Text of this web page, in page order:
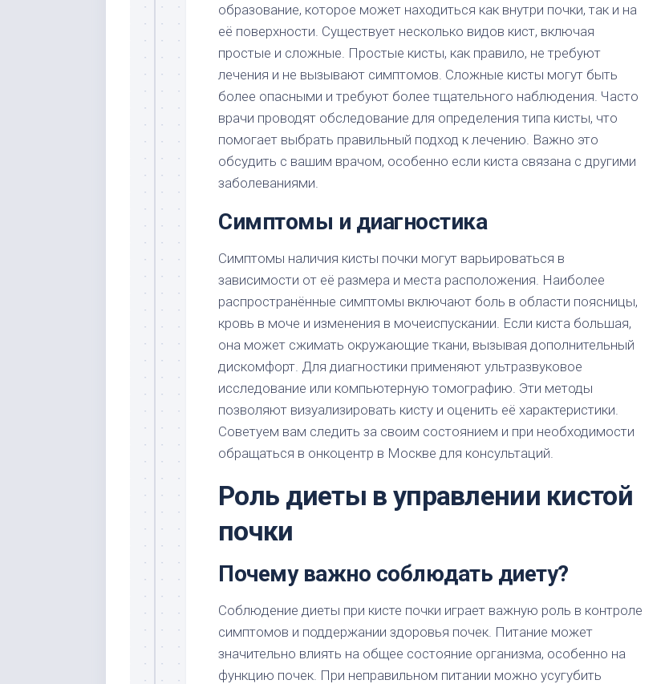
образование, которое может находиться как внутри почки, так и на
её поверхности. Существует несколько видов кист, включая
простые и сложные. Простые кисты, как правило, не требуют
лечения и не вызывают симптомов. Сложные кисты могут быть
более опасными и требуют более тщательного наблюдения. Часто
врачи проводят обследование для определения типа кисты, что
помогает выбрать правильный подход к лечению. Важно это
обсудить с вашим врачом, особенно если киста связана с другими
заболеваниями.
Симптомы и диагностика
Симптомы наличия кисты почки могут варьироваться в
зависимости от её размера и места расположения. Наиболее
распространённые симптомы включают боль в области поясницы,
кровь в моче и изменения в мочеиспускании. Если киста большая,
она может сжимать окружающие ткани, вызывая дополнительный
дискомфорт. Для диагностики применяют ультразвуковое
исследование или компьютерную томографию. Эти методы
позволяют визуализировать кисту и оценить её характеристики.
Советуем вам следить за своим состоянием и при необходимости
обращаться в онкоцентр в Москве для консультаций.
Роль диеты в управлении кистой
почки
Почему важно соблюдать диету?
Соблюдение диеты при кисте почки играет важную роль в контроле
симптомов и поддержании здоровья почек. Питание может
значительно влиять на общее состояние организма, особенно на
функцию почек. При неправильном питании можно усугубить